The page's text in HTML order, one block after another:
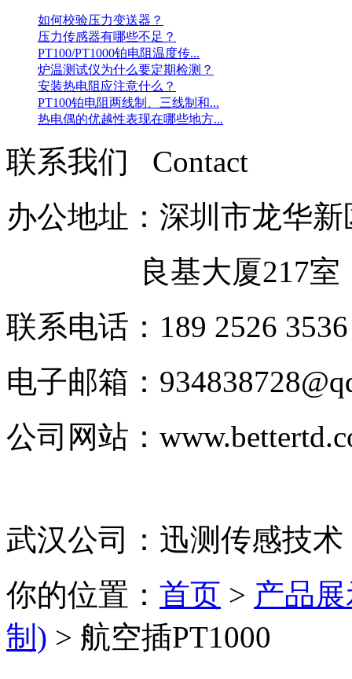
如何校验压力变送器？
压力传感器有哪些不足？
PT100/PT1000铂电阻温度传...
炉温测试仪为什么要定期检测？
安装热电阻应注意什么？
PT100铂电阻两线制、三线制和...
热电偶的优越性表现在哪些地方...
联系我们 Contact
办公地址：深圳市龙华
良基大厦217室
联系电话：189 2526 3536
电子邮箱：
公司网站：
武汉公司：迅测传感技
你的位置： 首页 > 产品
制) > 航空插PT1000